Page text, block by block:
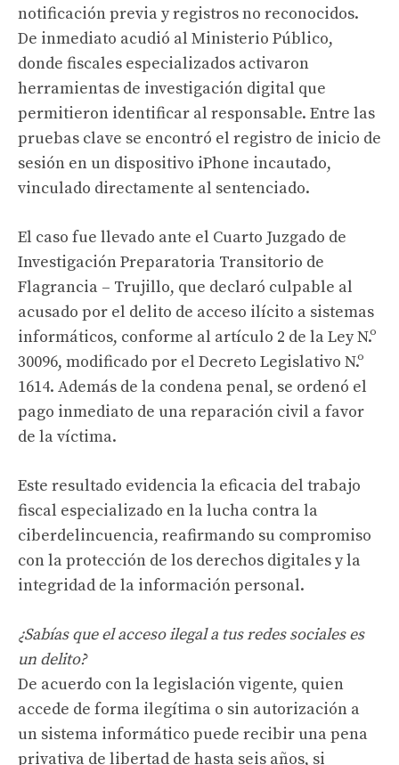
notificación previa y registros no reconocidos.
De inmediato acudió al Ministerio Público,
donde fiscales especializados activaron
herramientas de investigación digital que
permitieron identificar al responsable. Entre las
pruebas clave se encontró el registro de inicio de
sesión en un dispositivo iPhone incautado,
vinculado directamente al sentenciado.
El caso fue llevado ante el Cuarto Juzgado de
Investigación Preparatoria Transitorio de
Flagrancia – Trujillo, que declaró culpable al
acusado por el delito de acceso ilícito a sistemas
informáticos, conforme al artículo 2 de la Ley N.º
30096, modificado por el Decreto Legislativo N.º
1614. Además de la condena penal, se ordenó el
pago inmediato de una reparación civil a favor
de la víctima.
Este resultado evidencia la eficacia del trabajo
fiscal especializado en la lucha contra la
ciberdelincuencia, reafirmando su compromiso
con la protección de los derechos digitales y la
integridad de la información personal.
¿Sabías que el acceso ilegal a tus redes sociales es
un delito?
De acuerdo con la legislación vigente, quien
accede de forma ilegítima o sin autorización a
un sistema informático puede recibir una pena
privativa de libertad de hasta seis años, si